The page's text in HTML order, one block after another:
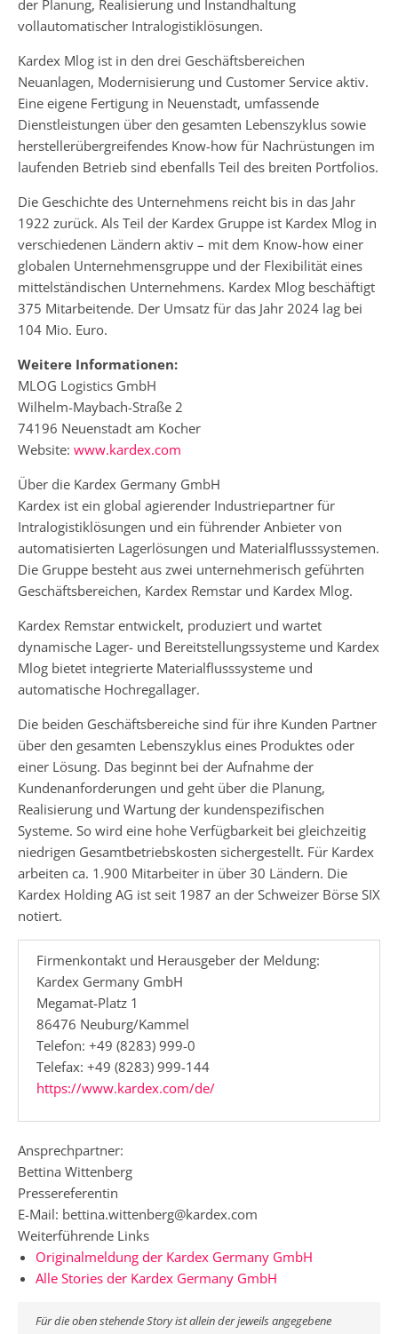
der Planung, Realisierung und Instandhaltung
vollautomatischer Intralogistiklösungen.
Kardex Mlog ist in den drei Geschäftsbereichen
Neuanlagen, Modernisierung und Customer Service aktiv.
Eine eigene Fertigung in Neuenstadt, umfassende
Dienstleistungen über den gesamten Lebenszyklus sowie
herstellerübergreifendes Know-how für Nachrüstungen im
laufenden Betrieb sind ebenfalls Teil des breiten Portfolios.
Die Geschichte des Unternehmens reicht bis in das Jahr
1922 zurück. Als Teil der Kardex Gruppe ist Kardex Mlog in
verschiedenen Ländern aktiv – mit dem Know-how einer
globalen Unternehmensgruppe und der Flexibilität eines
mittelständischen Unternehmens. Kardex Mlog beschäftigt
375 Mitarbeitende. Der Umsatz für das Jahr 2024 lag bei
104 Mio. Euro.
Weitere Informationen:
MLOG Logistics GmbH
Wilhelm-Maybach-Straße 2
74196 Neuenstadt am Kocher
Website: www.kardex.com
Über die Kardex Germany GmbH
Kardex ist ein global agierender Industriepartner für
Intralogistiklösungen und ein führender Anbieter von
automatisierten Lagerlösungen und Materialflusssystemen.
Die Gruppe besteht aus zwei unternehmerisch geführten
Geschäftsbereichen, Kardex Remstar und Kardex Mlog.
Kardex Remstar entwickelt, produziert und wartet
dynamische Lager- und Bereitstellungssysteme und Kardex
Mlog bietet integrierte Materialflusssysteme und
automatische Hochregallager.
Die beiden Geschäftsbereiche sind für ihre Kunden Partner
über den gesamten Lebenszyklus eines Produktes oder
einer Lösung. Das beginnt bei der Aufnahme der
Kundenanforderungen und geht über die Planung,
Realisierung und Wartung der kundenspezifischen
Systeme. So wird eine hohe Verfügbarkeit bei gleichzeitig
niedrigen Gesamtbetriebskosten sichergestellt. Für Kardex
arbeiten ca. 1.900 Mitarbeiter in über 30 Ländern. Die
Kardex Holding AG ist seit 1987 an der Schweizer Börse SIX
notiert.
Firmenkontakt und Herausgeber der Meldung:
Kardex Germany GmbH
Megamat-Platz 1
86476 Neuburg/Kammel
Telefon: +49 (8283) 999-0
Telefax: +49 (8283) 999-144
https://www.kardex.com/de/
Ansprechpartner:
Bettina Wittenberg
Pressereferentin
E-Mail: bettina.wittenberg@kardex.com
Weiterführende Links
Originalmeldung der Kardex Germany GmbH
Alle Stories der Kardex Germany GmbH
Für die oben stehende Story ist allein der jeweils angegebene